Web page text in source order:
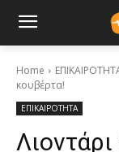
Home
κουβέρτα!
ΕΠΙΚΑΙΡΟΤΗΤΑ